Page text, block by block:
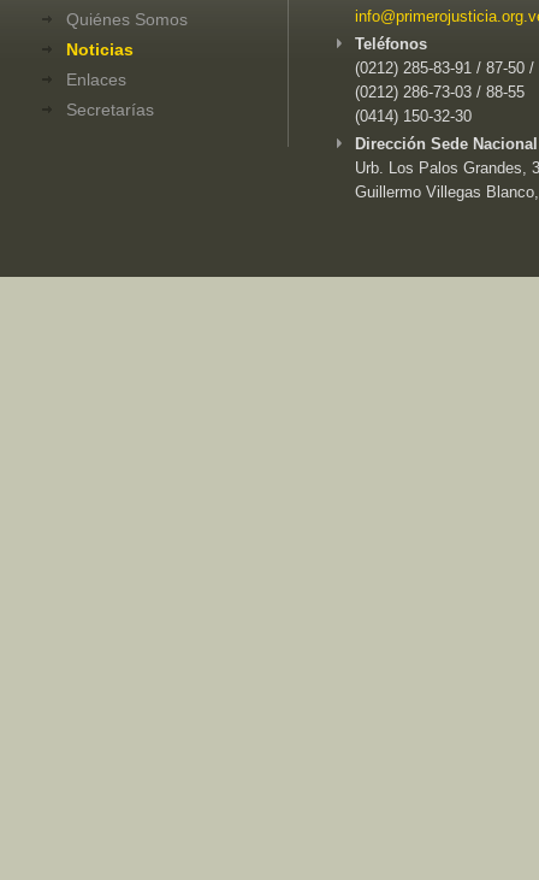
Quiénes Somos
Noticias
Enlaces
Secretarías
Teléfonos
(0212) 285-83-91 / 87-50 /
(0212) 286-73-03 / 88-55
(0414) 150-32-30
Dirección Sede
Urb. Los Palos Grandes,
Guillermo Villegas